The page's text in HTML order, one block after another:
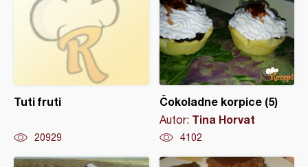
Tuti fruti
20929
Čokoladne korpice (5)
Autor: Tina Horvat
4102